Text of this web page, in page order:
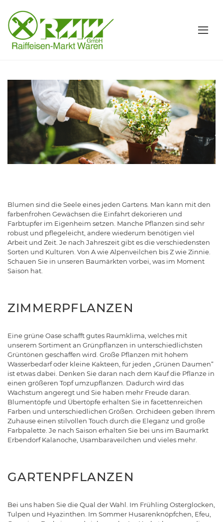
Blumen sind die Seele eines jeden Gartens. Man kann mit den
farbenfrohen Gewächsen die Einfahrt dekorieren und
Farbtupfer im Eigenheim setzen. Manche Pflanzen sind sehr
robust und pflegeleicht, andere wiederum benötigen viel
Arbeit und Zeit. Je nach Jahreszeit gibt es die verschiedensten
Sorten und Kulturen. Von A wie Alpenveilchen bis Z wie Zinnie.
Schauen Sie in unseren Baumärkten vorbei, was im Moment
Saison hat.
ZIMMERPFLANZEN
Eine grüne Oase schafft gutes Raumklima, welches mit
unserem Sortiment an Grünpflanzen in unterschiedlichsten
Grüntönen geschaffen wird. Große Pflanzen mit hohem
Wasserbedarf oder kleine Kakteen, für jeden „Grünen Daumen“
ist etwas dabei. Denken Sie daran nach dem Kauf die Pflanze in
einen größeren Topf umzupflanzen. Dadurch wird das
Wachstum angeregt und Sie haben mehr Freude daran.
Blumentöpfe und Übertöpfe erhalten Sie in facettenreichen
Farben und unterschiedlichen Größen. Orchideen geben Ihrem
Zuhause einen stilvollen Touch durch die Eleganz und große
Farbpalette. Je nach Saison erhalten Sie bei uns im Baumarkt
Erbendorf Kalanoche, Usambaraveilchen und vieles mehr.
GARTENPFLANZEN
Bei uns haben Sie die Qual der Wahl. Im Frühling Osterglocken,
Tulpen und Hyazinthen. Im Sommer Husarenknöpfchen, Efeu,